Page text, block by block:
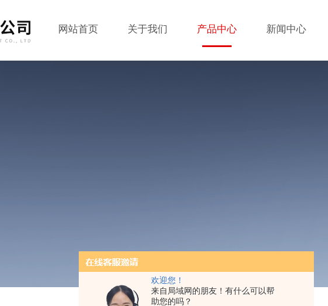
欢迎您！
来自局域网的朋友！有什么可以帮
助您的吗？
网站首页 关于我们 产品中心 新闻中心